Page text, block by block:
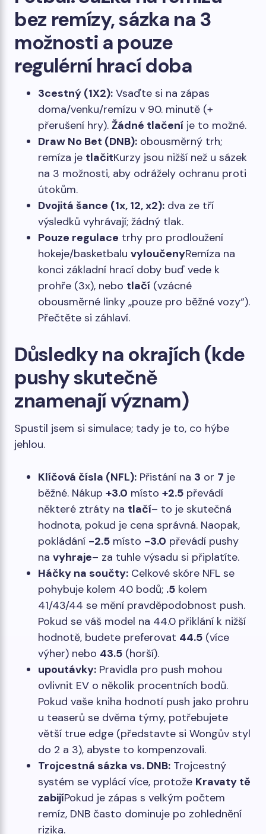
bez remízy, sázka na 3
možnosti a pouze
regulérní hrací doba
3cestný (1X2): Vsaďte si na zápas
doma/venku/remízu v 90. minutě (+
přerušení hry). Žádné tlačení je to možné.
Draw No Bet (DNB): obousměrný trh;
remíza je tlačitKurzy jsou nižší než u sázek
na 3 možnosti, aby odrážely ochranu proti
útokům.
Dvojitá šance (1x, 12, x2): dva ze tří
výsledků vyhrávají; žádný tlak.
Pouze regulace trhy pro prodloužení
hokeje/basketbalu vyloučenyRemíza na
konci základní hrací doby buď vede k
prohře (3x), nebo tlačí (vzácné
obousměrné linky „pouze pro běžné vozy“).
Přečtěte si záhlaví.
Důsledky na okrajích (kde
pushy skutečně
znamenají význam)
Spustil jsem si simulace; tady je to, co hýbe
jehlou.
Klíčová čísla (NFL): Přistání na 3 or 7 je
běžné. Nákup +3.0 místo +2.5 převádí
některé ztráty na tlačí– to je skutečná
hodnota, pokud je cena správná. Naopak,
pokládání -2.5 místo -3.0 převádí pushy
na vyhraje– za tuhle výsadu si připlatíte.
Háčky na součty: Celkové skóre NFL se
pohybuje kolem 40 bodů; .5 kolem
41/43/44 se mění pravděpodobnost push.
Pokud se váš model na 44.0 přiklání k nižší
hodnotě, budete preferovat 44.5 (více
výher) nebo 43.5 (horší).
upoutávky: Pravidla pro push mohou
ovlivnit EV o několik procentních bodů.
Pokud vaše kniha hodnotí push jako prohru
u teaserů se dvěma týmy, potřebujete
větší true edge (představte si Wongův styl
do 2 a 3), abyste to kompenzovali.
Trojcestná sázka vs. DNB: Trojcestný
systém se vyplácí více, protože Kravaty tě
zabijíPokud je zápas s velkým počtem
remíz, DNB často dominuje po zohlednění
rizika.